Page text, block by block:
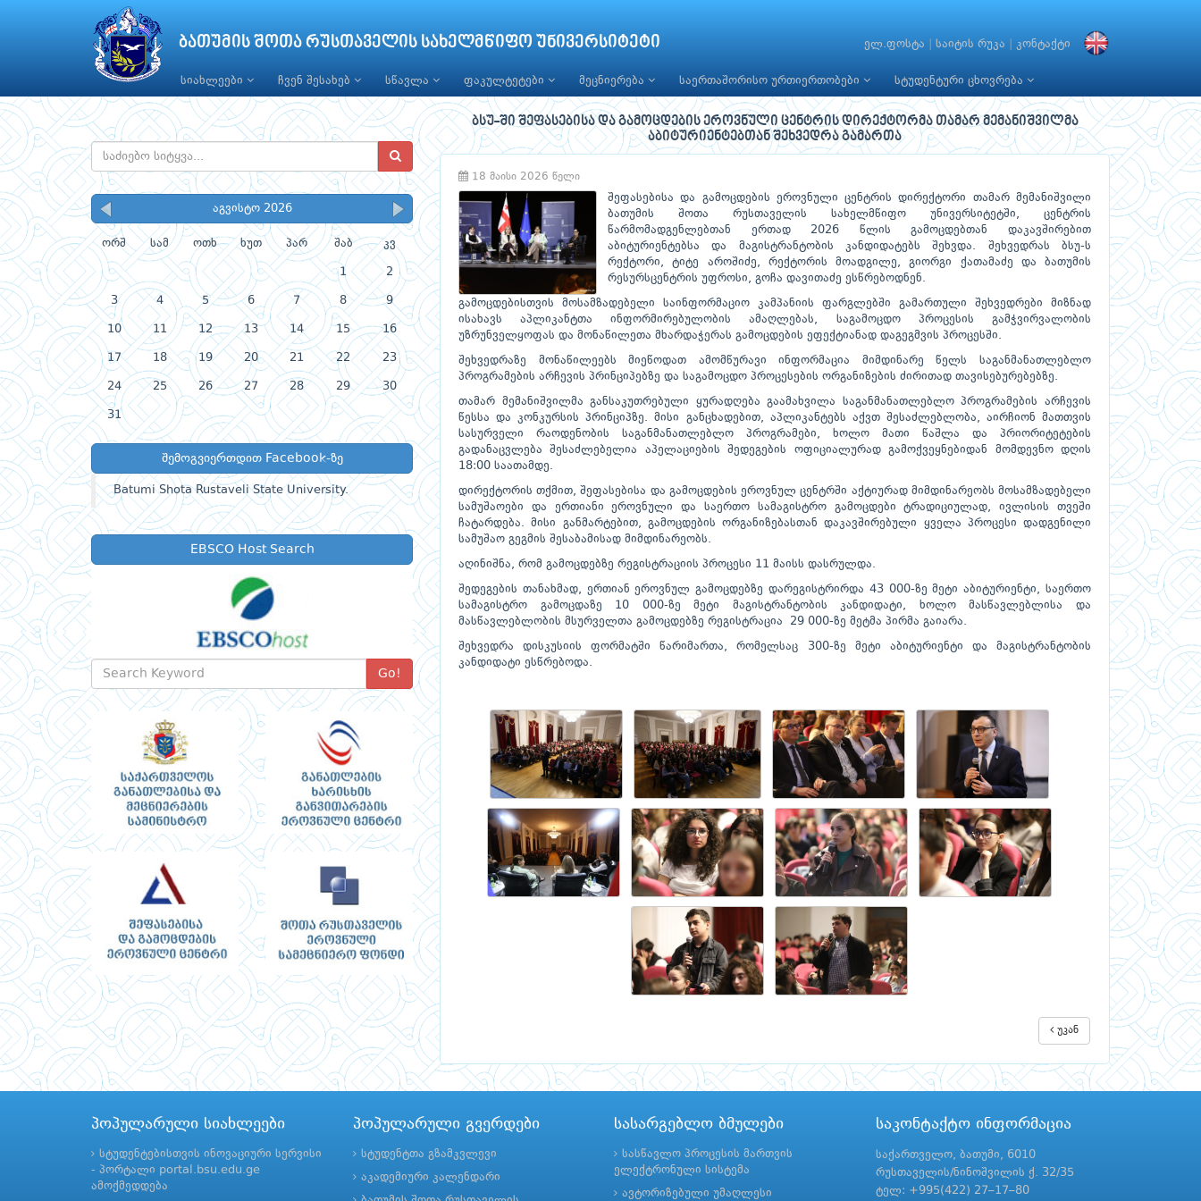
ბათუმის შოთა რუსთაველის სახელმწიფო უნივერსიტეტი ელ.ფოსტა საიტის რუკა კონტაქტი
სიახლეები ჩვენ შესახებ სწავლა ფაკულტეტები მეცნიერება საერთაშორისო ურთიერთობები სტუდენტური ცხოვრება
აგვისტო 2026
ორშ სამ ოთხ ხუთ პარ შაბ კვ
1 2
3 4 5 6 7 8 9
10 11 12 13 14 15 16
17 18 19 20 21 22 23
24 25 26 27 28 29 30
31
შემოგვიერთდით Facebook-ზე
Batumi Shota Rustaveli State University.
EBSCO Host Search
Go!
ბსუ-ში შეფასებისა და გამოცდების ეროვნული ცენტრის დირექტორმა თამარ მემანიშვილმა
აბიტურიენტებთან შეხვედრა გამართა
18 მაისი 2026 წელი
შეფასებისა და გამოცდების ეროვნული ცენტრის დირექტორი თამარ მემანიშვილი
ბათუმის შოთა რუსთაველის სახელმწიფო უნივერსიტეტში, ცენტრის
წარმომადგენლებთან ერთად 2026 წლის გამოცდებთან დაკავშირებით
აბიტურიენტებსა და მაგისტრანტობის კანდიდატებს შეხვდა. შეხვედრას ბსუ-ს
რექტორი, ტიტე აროშიძე, რექტორის მოადგილე, გიორგი ქათამაძე და ბათუმის
რესურსცენტრის უფროსი, გოჩა დავითაძე ესწრებოდნენ.
გამოცდებისთვის მოსამზადებელი საინფორმაციო კამპანიის ფარგლებში გამართული შეხვედრები მიზნად
ისახავს აპლიკანტთა ინფორმირებულობის ამაღლებას, საგამოცდო პროცესის გამჭვირვალობის
უზრუნველყოფას და მონაწილეთა მხარდაჭერას გამოცდების ეფექტიანად დაგეგმვის პროცესში.
შეხვედრაზე მონაწილეებს მიეწოდათ ამომწურავი ინფორმაცია მიმდინარე წელს საგანმანათლებლო
პროგრამების არჩევის პრინციპებზე და საგამოცდო პროცესების ორგანიზების ძირითად თავისებურებებზე.
თამარ მემანიშვილმა განსაკუთრებული ყურადღება გაამახვილა საგანმანათლებლო პროგრამების არჩევის
წესსა და კონკურსის პრინციპზე. მისი განცხადებით, აპლიკანტებს აქვთ შესაძლებლობა, აირჩიონ მათთვის
სასურველი რაოდენობის საგანმანათლებლო პროგრამები, ხოლო მათი წაშლა და პრიორიტეტების
გადანაცვლება შესაძლებელია აპელაციების შედეგების ოფიციალურად გამოქვეყნებიდან მომდევნო დღის
18:00 საათამდე.
დირექტორის თქმით, შეფასებისა და გამოცდების ეროვნულ ცენტრში აქტიურად მიმდინარეობს მოსამზადებელი
სამუშაოები და ერთიანი ეროვნული და საერთო სამაგისტრო გამოცდები ტრადიციულად, ივლისის თვეში
ჩატარდება. მისი განმარტებით, გამოცდების ორგანიზებასთან დაკავშირებული ყველა პროცესი დადგენილი
სამუშაო გეგმის შესაბამისად მიმდინარეობს.
აღინიშნა, რომ გამოცდებზე რეგისტრაციის პროცესი 11 მაისს დასრულდა.
შედეგების თანახმად, ერთიან ეროვნულ გამოცდებზე დარეგისტრირდა 43 000-ზე მეტი აბიტურიენტი, საერთო
სამაგისტრო გამოცდაზე 10 000-ზე მეტი მაგისტრანტობის კანდიდატი, ხოლო მასწავლებლისა და
მასწავლებლობის მსურველთა გამოცდებზე რეგისტრაცია 29 000-ზე მეტმა პირმა გაიარა.
შეხვედრა დისკუსიის ფორმატში წარიმართა, რომელსაც 300-ზე მეტი აბიტურიენტი და მაგისტრანტობის
კანდიდატი ესწრებოდა.
უკან
პოპულარული სიახლეები
სტუდენტებისთვის ინოვაციური სერვისი
- პორტალი portal.bsu.edu.ge
ამოქმედდება
პოპულარული გვერდები
სტუდენტთა გზამკვლევი
აკადემიური კალენდარი
სასარგებლო ბმულები
სასწავლო პროცესის მართვის
ელექტრონული სისტემა
ავტორიზებული უმაღლესი
საკონტაქტო ინფორმაცია
საქართველო, ბათუმი, 6010
რუსთაველის/ნინოშვილის ქ. 32/35
ტელ: +995(422) 27–17–80